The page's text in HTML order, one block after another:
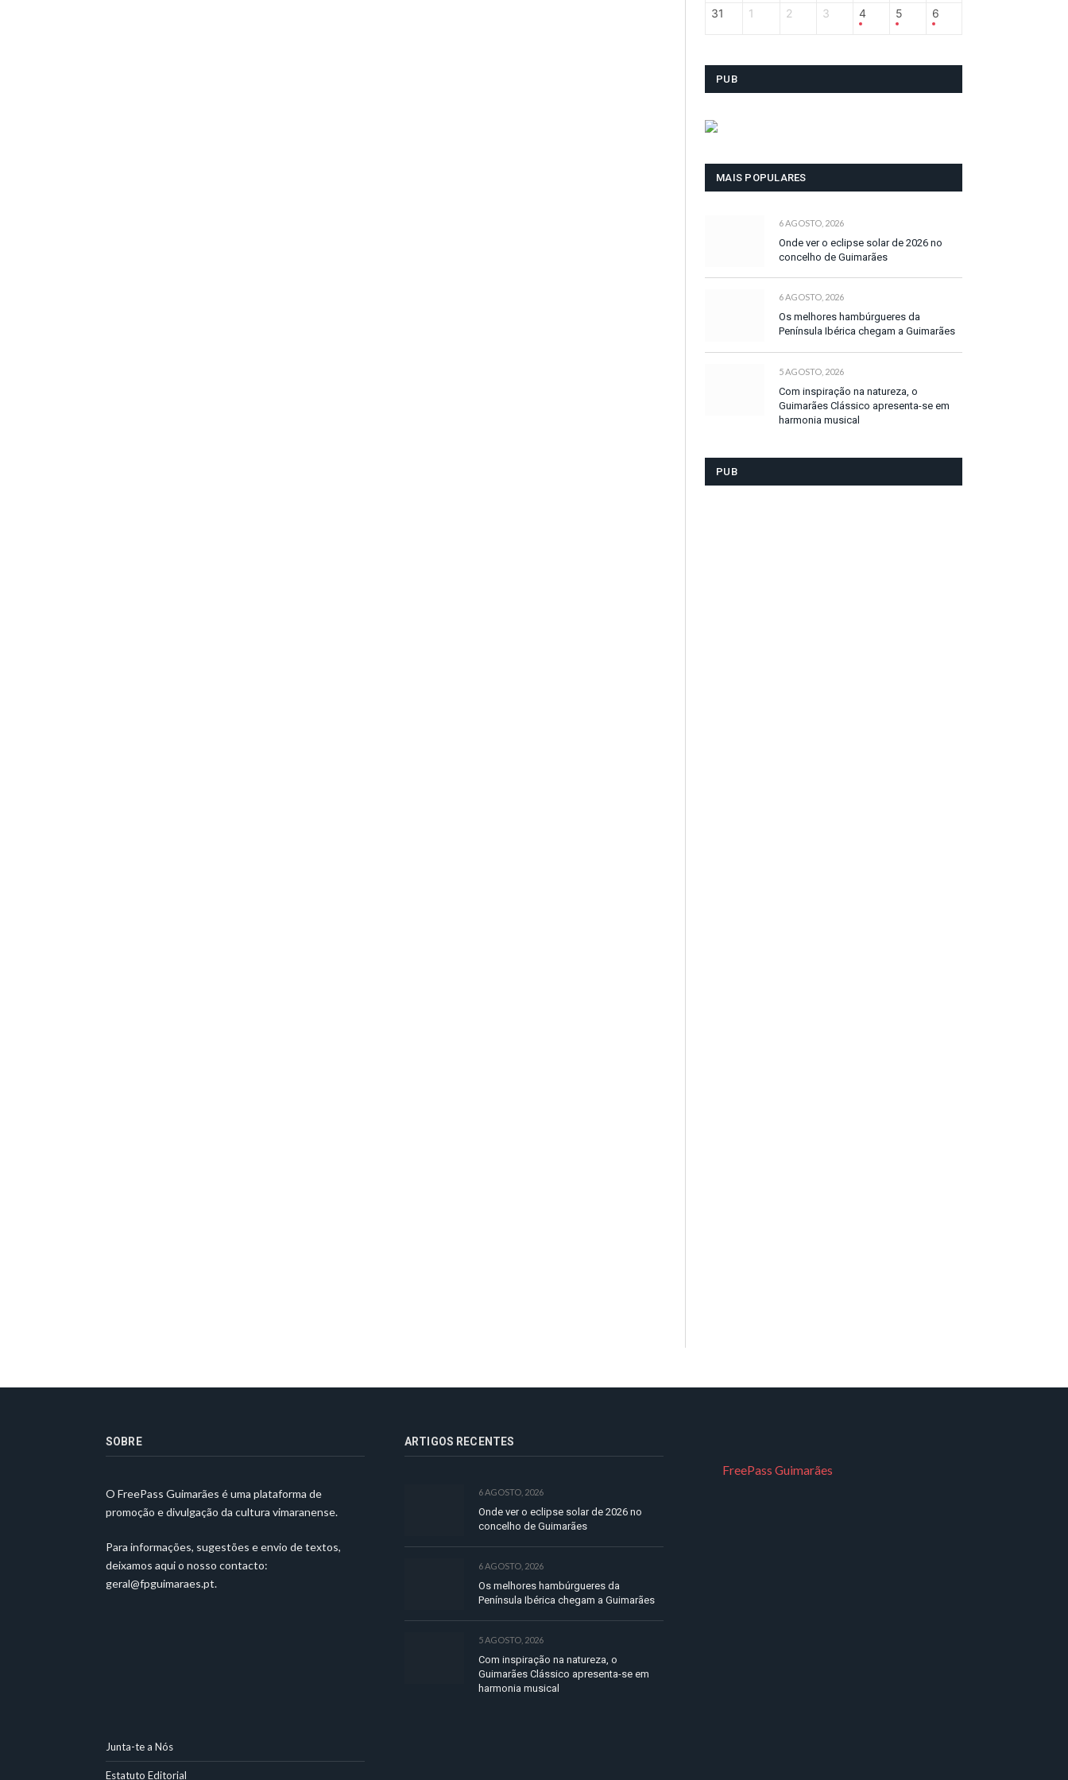
31 1 2 3 4 5 6
PUB
MAIS POPULARES
6 AGOSTO, 2026
Onde ver o eclipse solar de 2026 no
concelho de Guimarães
6 AGOSTO, 2026
Os melhores hambúrgueres da
Península Ibérica chegam a Guimarães
5 AGOSTO, 2026
Com inspiração na natureza, o
Guimarães Clássico apresenta-se em
harmonia musical
PUB
SOBRE
O FreePass Guimarães é uma plataforma de
promoção e divulgação da cultura vimaranense.
Para informações, sugestões e envio de textos,
deixamos aqui o nosso contacto:
geral@fpguimaraes.pt.
ARTIGOS RECENTES
6 AGOSTO, 2026
Onde ver o eclipse solar de 2026 no
concelho de Guimarães
6 AGOSTO, 2026
Os melhores hambúrgueres da
Península Ibérica chegam a Guimarães
5 AGOSTO, 2026
Com inspiração na natureza, o
Guimarães Clássico apresenta-se em
harmonia musical
FreePass Guimarães
Junta-te a Nós
Estatuto Editorial